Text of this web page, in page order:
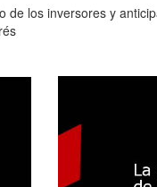
los inversores y